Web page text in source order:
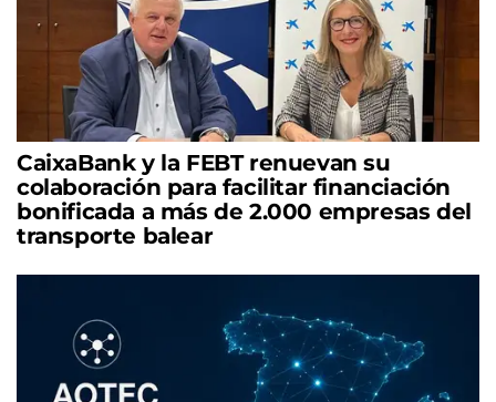
CaixaBank y la FEBT renuevan su
colaboración para facilitar financiación
bonificada a más de 2.000 empresas del
transporte balear